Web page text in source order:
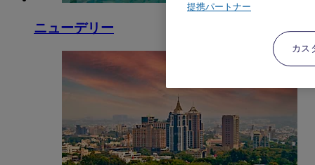
ニューデリー
提携パートナー
カス